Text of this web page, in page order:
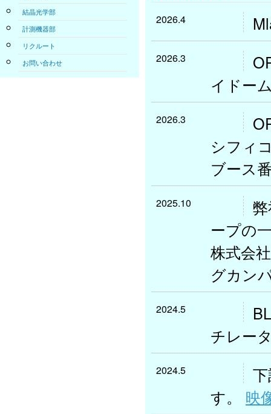
結晶光学部
計測機器部
リクルート
お問い合わせ
2026.4
2026.3
イドー
2026.3
シフィ
ブース
2025.10
ープの
株式会
グカン
2024.5
チレー
2024.5
す。 映